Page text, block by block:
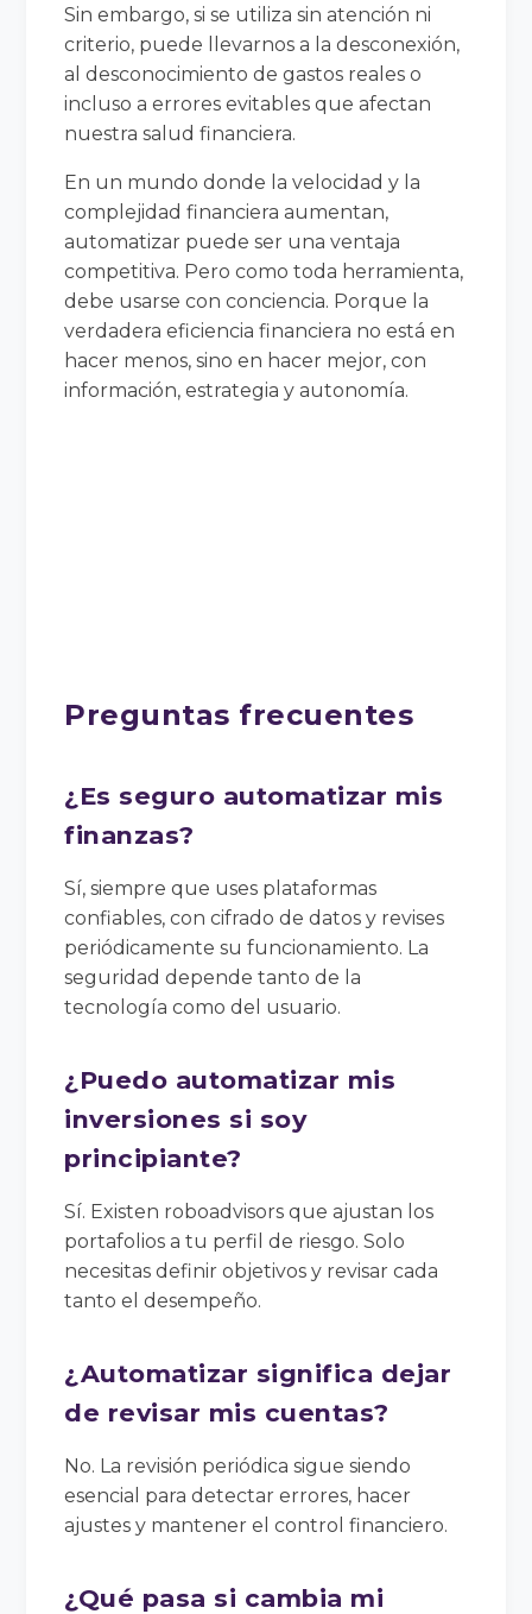
Sin embargo, si se utiliza sin atención ni
criterio, puede llevarnos a la desconexión,
al desconocimiento de gastos reales o
incluso a errores evitables que afectan
nuestra salud financiera.
En un mundo donde la velocidad y la
complejidad financiera aumentan,
automatizar puede ser una ventaja
competitiva. Pero como toda herramienta,
debe usarse con conciencia. Porque la
verdadera eficiencia financiera no está en
hacer menos, sino en hacer mejor, con
información, estrategia y autonomía.
Preguntas frecuentes
¿Es seguro automatizar mis
finanzas?
Sí, siempre que uses plataformas
confiables, con cifrado de datos y revises
periódicamente su funcionamiento. La
seguridad depende tanto de la
tecnología como del usuario.
¿Puedo automatizar mis
inversiones si soy
principiante?
Sí. Existen roboadvisors que ajustan los
portafolios a tu perfil de riesgo. Solo
necesitas definir objetivos y revisar cada
tanto el desempeño.
¿Automatizar significa dejar
de revisar mis cuentas?
No. La revisión periódica sigue siendo
esencial para detectar errores, hacer
ajustes y mantener el control financiero.
¿Qué pasa si cambia mi